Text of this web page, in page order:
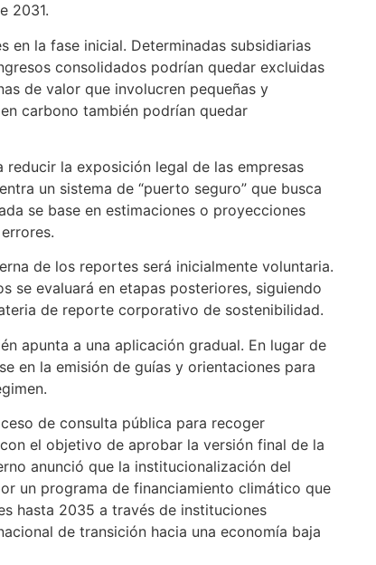
2031.
en la fase inicial. Determinadas subsidiarias
consolidados podrían quedar excluidas
de valor que involucren pequeñas y
carbono también podrían quedar
la exposición legal de las empresas
un sistema de “puerto seguro” que busca
se base en estimaciones o proyecciones
de los reportes será inicialmente voluntaria.
se evaluará en etapas posteriores, siguiendo
de reporte corporativo de sostenibilidad.
apunta a una aplicación gradual. En lugar de
en la emisión de guías y orientaciones para
de consulta pública para recoger
el objetivo de aprobar la versión final de la
anunció que la institucionalización del
un programa de financiamiento climático que
hasta 2035 a través de instituciones
de transición hacia una economía baja